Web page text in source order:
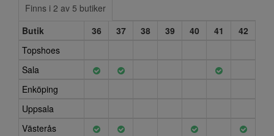
Finns i 2 av 5 butiker
Butik
36 37 38 39 40 41
42
Topshoes
Sala
Enköping
Uppsala
Västerås